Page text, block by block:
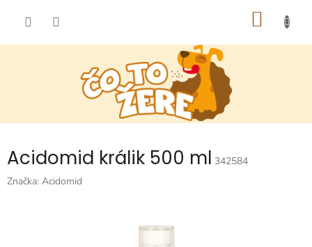
Acidomid králik 500 ml 342584
Značka: Acidomid